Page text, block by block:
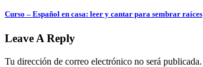
Curso – Español en casa: leer y cantar para sembrar raíces
Leave A Reply
Tu dirección de correo electrónico no será publicada.